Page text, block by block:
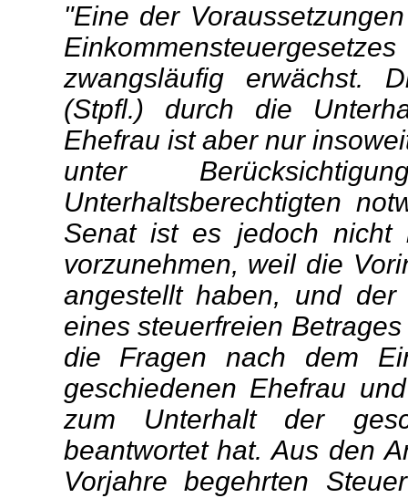
"Eine der
zwangsläufig erwächst.
(Stpfl.) durch die
Ehefrau ist aber nur
unter
Unterhaltsberechtigten
Senat ist es jedoch nicht
vorzunehmen, weil die
angestellt haben, und
eines steuerfreien
die Fragen nach dem
geschiedenen Ehefrau
zum Unterhalt der
beantwortet hat. Aus den
Vorjahre begehrten